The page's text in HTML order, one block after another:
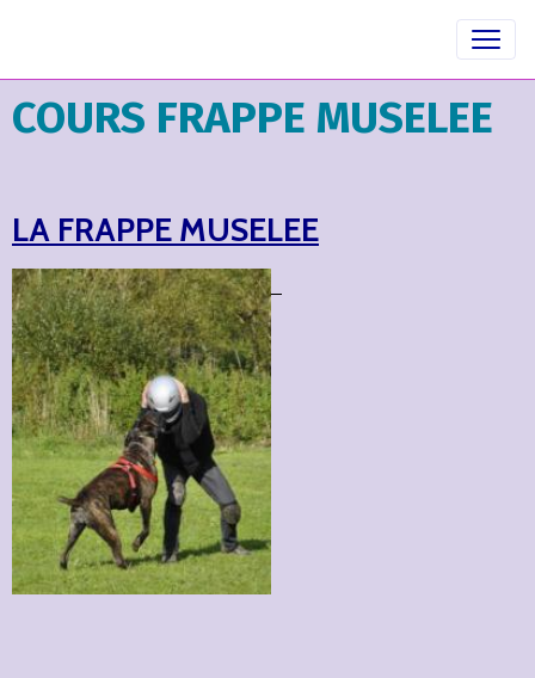
COURS FRAPPE MUSELEE
LA FRAPPE MUSELEE